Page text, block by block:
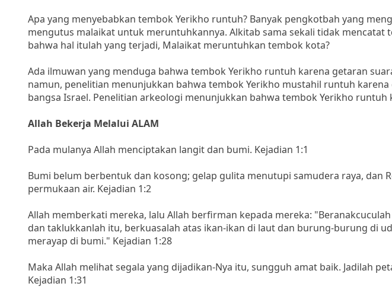
Apa yang menyebabkan tembok Yerikho runtuh? Banyak pengkotbah yang
mengutus malaikat untuk meruntuhkannya. Alkitab sama sekali tidak
bahwa hal itulah yang terjadi, Malaikat meruntuhkan tembok kota?
Ada ilmuwan yang menduga bahwa tembok Yerikho runtuh karena getaran
namun, penelitian menunjukkan bahwa tembok Yerikho mustahil runtuh
bangsa Israel. Penelitian arkeologi menunjukkan bahwa tembok Yerikho runtuh
Allah Bekerja Melalui ALAM
Pada mulanya Allah menciptakan langit dan bumi. Kejadian 1:1
Bumi belum berbentuk dan kosong; gelap gulita menutupi samudera raya, dan
permukaan air. Kejadian 1:2
Allah memberkati mereka, lalu Allah berfirman kepada mereka:
dan taklukkanlah itu, berkuasalah atas ikan-ikan di laut dan burung-burung di
merayap di bumi." Kejadian 1:28
Maka Allah melihat segala yang dijadikan-Nya itu, sungguh amat baik. Jadilah
Kejadian 1:31